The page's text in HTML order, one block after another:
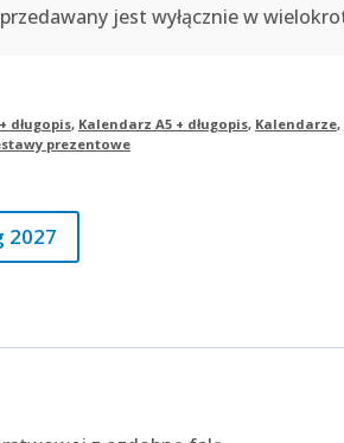
jest wyłącznie w
długopis, Kalendarz A5 + długopis, Kalendarze,
prezentowe
2027